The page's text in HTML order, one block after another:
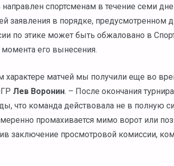
спортсменам в течение семи
заявления в порядке, предусмотренном
по этике может быть обжаловано в
его вынесения.
матчей мы получили еще во
Лев Воронин. – После окончания
что команда действовала не в полную
промахивается мимо ворот или
заключение просмотровой комиссии,